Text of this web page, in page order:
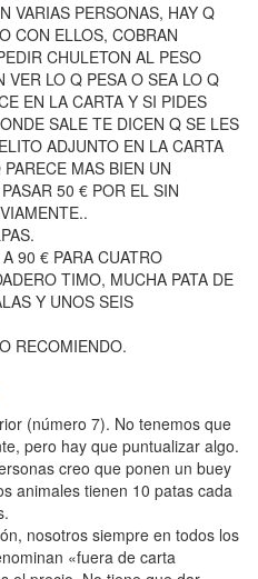
VARIAS PERSONAS, HAY Q
CON ELLOS, COBRAN
CHULETON AL PESO
VER LO Q PESA O SEA LO Q
EN LA CARTA Y SI PIDES
SALE TE DICEN Q SE LES
ADJUNTO EN LA CARTA
MAS BIEN UN
50 € POR EL SIN
90 € PARA CUATRO
TIMO, MUCHA PATA DE
Y UNOS SEIS
RECOMIENDO.
(número 7). No tenemos que
pero hay que puntualizar algo.
creo que ponen un buey
animales tienen 10 patas cada
nosotros siempre en todos los
«fuera de carta